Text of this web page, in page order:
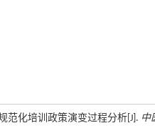
范化培训政策演变过程分析[J]. 中